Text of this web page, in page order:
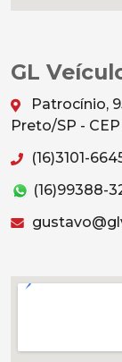
GL
Patrocínio,
Preto/SP -
(16)3101-
(16)99388-